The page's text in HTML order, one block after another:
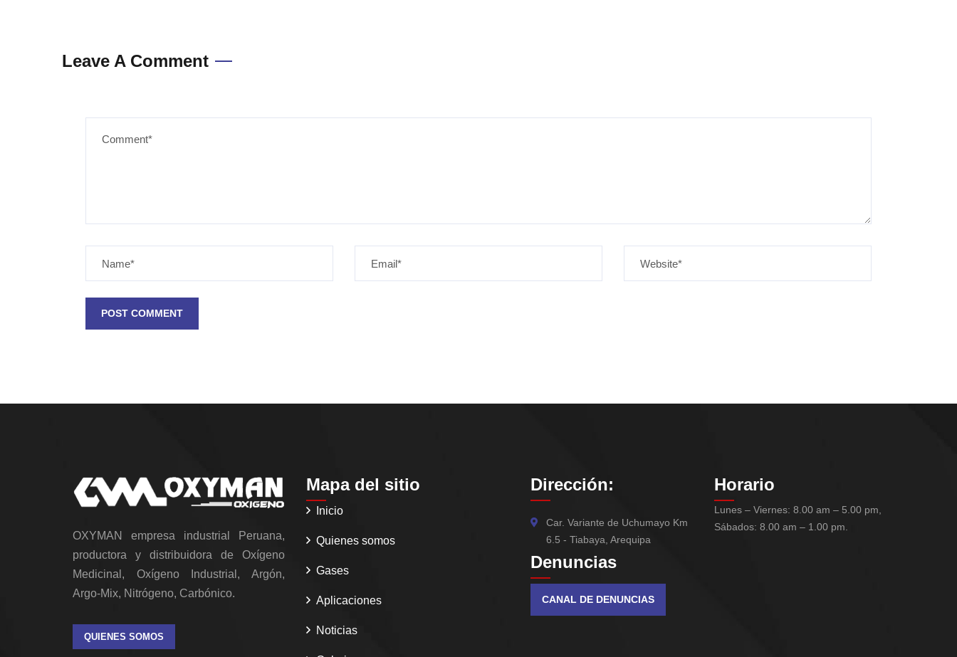
Leave A Comment
OXYMAN empresa industrial Peruana,
productora y distribuidora de Oxígeno
Medicinal, Oxígeno Industrial, Argón,
Argo-Mix, Nitrógeno, Carbónico.
QUIENES SOMOS
Mapa del sitio
Inicio
Quienes somos
Gases
Aplicaciones
Noticias
Dirección:
Car. Variante de Uchumayo Km
6.5 - Tiabaya, Arequipa
Denuncias
CANAL DE DENUNCIAS
Horario
Lunes – Viernes: 8.00 am – 5.00 pm,
Sábados: 8.00 am – 1.00 pm.